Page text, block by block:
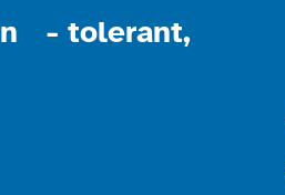
- tolerant,